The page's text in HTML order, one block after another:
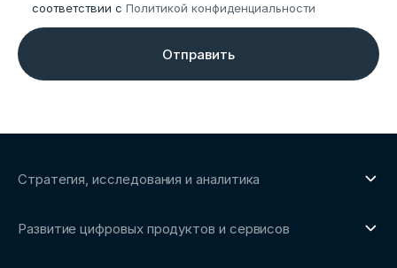
соответствии с Политикой конфиденциальности
Отправить
Стратегия, исследования и аналитика
Обзоры рынка и аналитические исследования
Развитие цифровых продуктов и сервисов